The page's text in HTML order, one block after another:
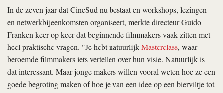
In de zeven jaar dat CineSud nu bestaat en workshops, lezingen
en netwerkbijeenkomsten organiseert, merkte directeur Guido
Franken keer op keer dat beginnende filmmakers vaak zitten met
heel praktische vragen. "Je hebt natuurlijkMasterclass, waar
beroemde filmmakers iets vertellen over hun visie. Natuurlijk is
dat interessant. Maar jonge makers willen vooral weten hoe ze een
goede begroting maken of hoe je van een idee op een bierviltje tot